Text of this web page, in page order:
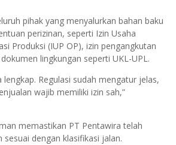
pihak yang menyalurkan bahan baku
perizinan, seperti Izin Usaha
Produksi (IUP OP), izin pengangkutan
lingkungan seperti UKL-UPL.
lengkap. Regulasi sudah mengatur jelas,
wajib memiliki izin sah,”
memastikan PT Pentawira telah
sesuai dengan klasifikasi jalan.